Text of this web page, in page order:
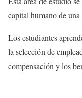
capital humano de
Los estudiantes
la selección de
compensación y los